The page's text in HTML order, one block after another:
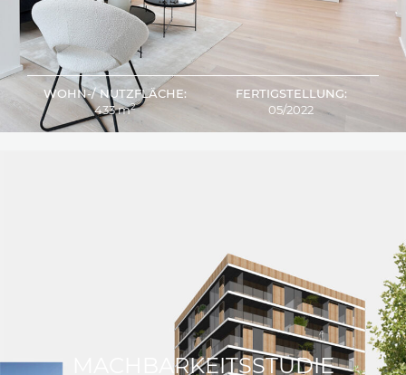
WOHN-/ NUTZFLÄCHE:
433 m2
FERTIGSTELLUNG:
05/2022
MACHBARKEITSSTUDIE